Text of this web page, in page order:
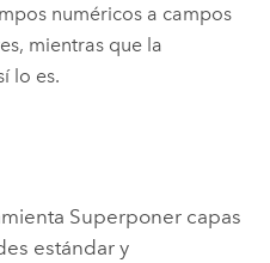
numéricos a campos
mientras que la
lo es.
Superponer capas
estándar y